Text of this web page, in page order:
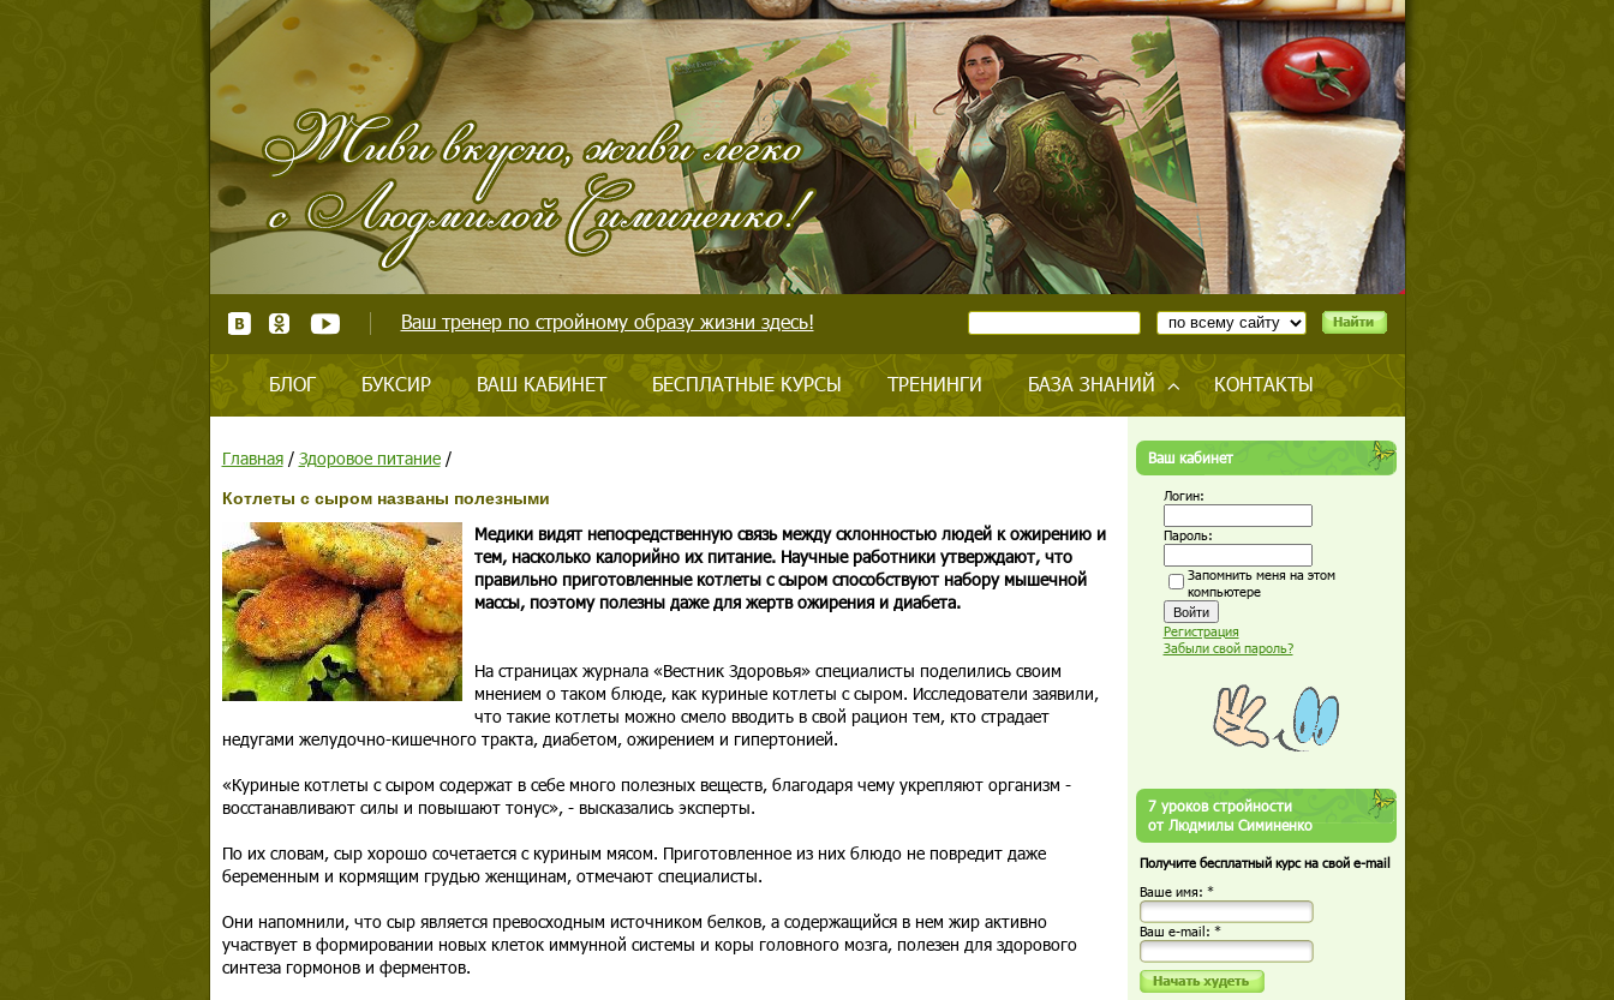
Ваш тренер по стройному образу жизни здесь!
БЛОГ БУКСИР ВАШ КАБИНЕТ БЕСПЛАТНЫЕ КУРСЫ ТРЕНИНГИ БАЗА ЗНАНИЙ КОНТАКТЫ
Главная/ Здоровое питание/
Котлеты с сыром названы полезными
Медики видят непосредственную связь между склонностью людей к ожирению и
тем, насколько калорийно их питание. Научные работники утверждают, что
правильно приготовленные котлеты с сыром способствуют набору мышечной
массы, поэтому полезны даже для жертв ожирения и диабета.
На страницах журнала «Вестник Здоровья» специалисты поделились своим
мнением о таком блюде, как куриные котлеты с сыром. Исследователи заявили,
что такие котлеты можно смело вводить в свой рацион тем, кто страдает
недугами желудочно-кишечного тракта, диабетом, ожирением и гипертонией.
«Куриные котлеты с сыром содержат в себе много полезных веществ, благодаря чему укрепляют организм -
восстанавливают силы и повышают тонус», - высказались эксперты.
По их словам, сыр хорошо сочетается с куриным мясом. Приготовленное из них блюдо не повредит даже
беременным и кормящим грудью женщинам, отмечают специалисты.
Они напомнили, что сыр является превосходным источником белков, а содержащийся в нем жир активно
участвует в формировании новых клеток иммунной системы и коры головного мозга, полезен для здорового
синтеза гормонов и ферментов.
Ваш кабинет
Логин:
Пароль:
Запомнить меня на этом
компьютере
Регистрация
Забыли свой пароль?
7 уроков стройности
от Людмилы Симиненко
Получите бесплатный курс на свой e-mail
Ваше имя: *
Ваш е-mail: *